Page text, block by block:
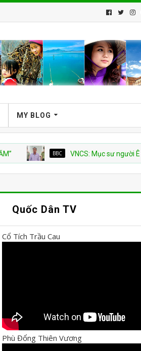
MY BLOG
BBC VNCS: Mục sư người Ê Đê
Quốc Dân TV
Cổ Tích Trầu Cau
Phù Đổng Thiên Vương